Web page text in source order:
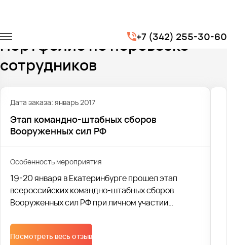
+7 (342) 255-30-60
Перевозка сотрудников
Портфолио по перевозке
сотрудников
Дата заказа: январь 2017
Этап командно-штабных сборов
Вооруженных сил РФ
Особенность мероприятия
19-20 января в Екатеринбурге прошел этап
всероссийских командно-штабных сборов
Вооруженных сил РФ при личном участии
"Автобус1" предоставила транспорт на данное
мероприятие.
Посмотреть весь отзыв